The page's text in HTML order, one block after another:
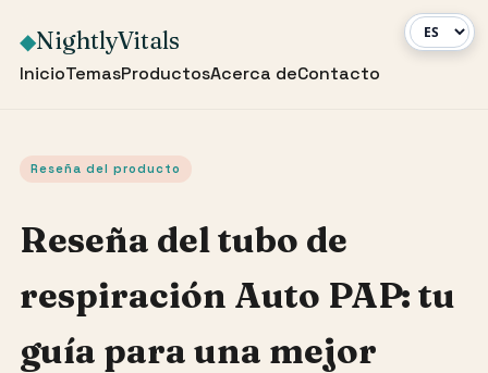
◆NightlyVitals
InicioTemasProductosAcerca deContacto
Reseña del producto
Reseña del tubo de
respiración Auto PAP: tu
guía para una mejor